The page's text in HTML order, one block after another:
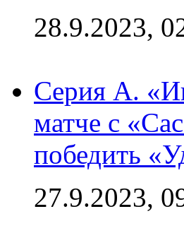
28.9.2023,
Серия А.
матче с
победить
27.9.2023,